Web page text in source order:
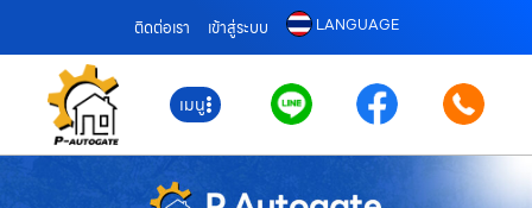
ติดต่อเรา เข้าสู่ระบบ LANGUAGE
เมนู